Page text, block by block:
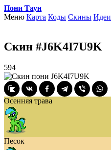
Пони Таун
Меню Карта Коды Скины Идеи
Скин #J6K4I7U9K
594
Осенняя трава
Песок